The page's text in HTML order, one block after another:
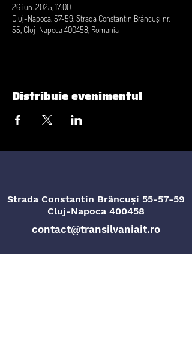
26 iun. 2025, 17:00
Cluj-Napoca, 57-59, Strada Constantin Brâncuși nr.
55, Cluj-Napoca 400458, Romania
Distribuie evenimentul
Strada Constantin Brâncuși 55-57-59
Cluj-Napoca 400458
contact@transilvaniait.ro